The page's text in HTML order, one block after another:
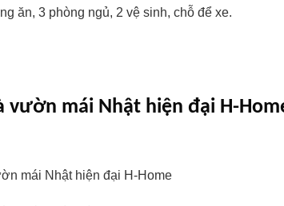
ăn, 3 phòng ngủ, 2 vệ sinh, chỗ để xe.
mái Nhật hiện đại H-